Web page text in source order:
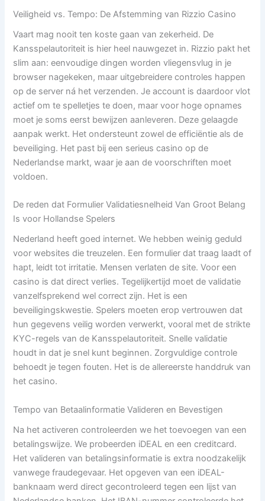
Veiligheid vs. Tempo: De Afstemming van Rizzio Casino
Vaart mag nooit ten koste gaan van zekerheid. De
Kansspelautoriteit is hier heel nauwgezet in. Rizzio pakt het
slim aan: eenvoudige dingen worden vliegensvlug in je
browser nagekeken, maar uitgebreidere controles happen
op de server ná het verzenden. Je account is daardoor vlot
actief om te spelletjes te doen, maar voor hoge opnames
moet je soms eerst bewijzen aanleveren. Deze gelaagde
aanpak werkt. Het ondersteunt zowel de efficiëntie als de
beveiliging. Het past bij een serieus casino op de
Nederlandse markt, waar je aan de voorschriften moet
voldoen.
De reden dat Formulier Validatiesnelheid Van Groot Belang
Is voor Hollandse Spelers
Nederland heeft goed internet. We hebben weinig geduld
voor websites die treuzelen. Een formulier dat traag laadt of
hapt, leidt tot irritatie. Mensen verlaten de site. Voor een
casino is dat direct verlies. Tegelijkertijd moet de validatie
vanzelfsprekend wel correct zijn. Het is een
beveiligingskwestie. Spelers moeten erop vertrouwen dat
hun gegevens veilig worden verwerkt, vooral met de strikte
KYC-regels van de Kansspelautoriteit. Snelle validatie
houdt in dat je snel kunt beginnen. Zorgvuldige controle
behoedt je tegen fouten. Het is de allereerste handdruk van
het casino.
Tempo van Betaalinformatie Valideren en Bevestigen
Na het activeren controleerden we het toevoegen van een
betalingswijze. We probeerden iDEAL en een creditcard.
Het valideren van betalingsinformatie is extra noodzakelijk
vanwege fraudegevaar. Het opgeven van een iDEAL-
banknaam werd direct gecontroleerd tegen een lijst van